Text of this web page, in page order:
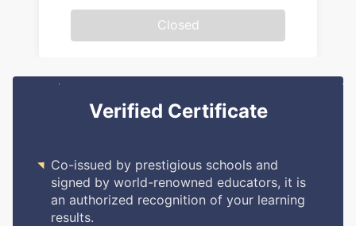
Closed
Verified Certificate
 Co-issued by prestigious schools and
signed by world-renowned educators, it is
an authorized recognition of your learning
results.